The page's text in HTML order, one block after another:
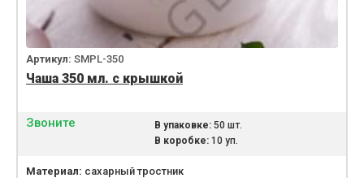
Артикул: SMPL-350
Чаша 350 мл. с крышкой
Звоните В упаковке:50 шт.
В коробке:10 уп.
Материал: сахарный тростник